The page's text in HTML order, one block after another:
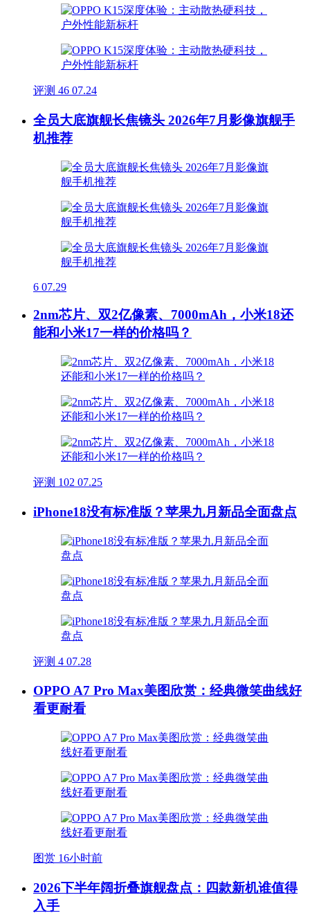
评测 46 07.24
全员大底旗舰长焦镜头 2026年7月影像旗舰手
机推荐
6 07.29
2nm芯片、双2亿像素、7000mAh，小米18还
能和小米17一样的价格吗？
评测 102 07.25
iPhone18没有标准版？苹果九月新品全面盘点
评测 4 07.28
OPPO A7 Pro Max美图欣赏：经典微笑曲线好
看更耐看
图赏 16小时前
2026下半年阔折叠旗舰盘点：四款新机谁值得
入手